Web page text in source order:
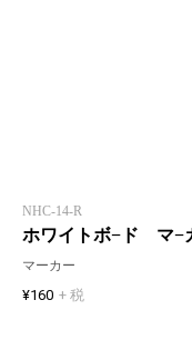
NHC-14-R
ホワイトボ−ド マ
マーカー
¥160 + 税